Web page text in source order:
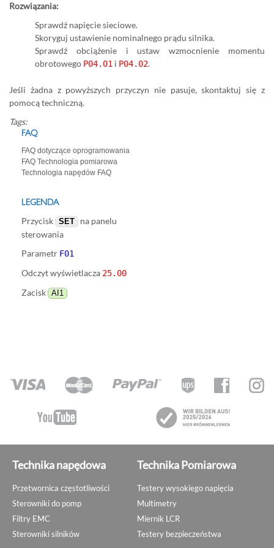
Rozwiązania:
Sprawdź napięcie sieciowe.
Skoryguj ustawienie nominalnego prądu silnika.
Sprawdź obciążenie i ustaw wzmocnienie momentu
obrotowego P04.01 i P04.02.
Jeśli żadna z powyższych przyczyn nie pasuje, skontaktuj się z
pomocą techniczną.
Tags:
FAQ
FAQ dotyczące oprogramowania
FAQ Technologia pomiarowa
Technologia napędów FAQ
LEGENDA
Przycisk
SET
na panelu
sterowania
Parametr F01
Odczyt wyświetlacza 25.00
Zacisk AI1
Technika napędowa
Przetwornica częstotliwości
Sterowniki do pomp
Filtry EMC
Sterowniki silników
Technika Pomiarowa
Testery wysokiego napięcia
Multimetry
Miernik LCR
Testery bezpieczeństwa